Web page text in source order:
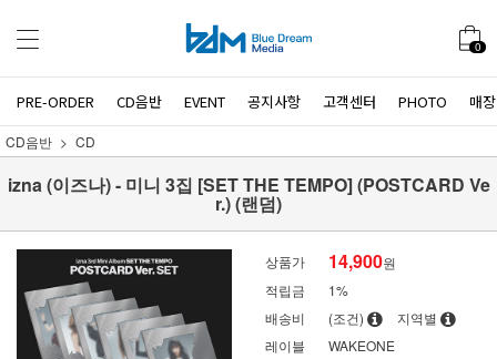
0
PRE-ORDER CD음반 EVENT 공지사항 고객센터 PHOTO 매
CD음반 CD
izna (이즈나) - 미니 3집 [SET THE TEMPO] (POSTCARD Ve
r.) (랜덤)
상품가 14,900원
적립금
1%
배송비
(조건)
지역별
레이블
WAKEONE